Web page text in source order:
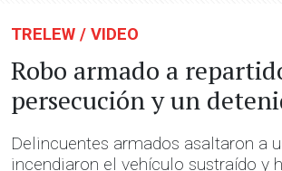
TRELEW / VIDEO
Robo armado a
persecución y un
Delincuentes armados asaltaron a
incendiaron el vehículo sustraído y